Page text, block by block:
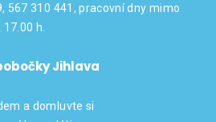
567 310 441, pracovní dny mimo
h.
Jihlava
a domluvte si